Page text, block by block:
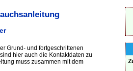
Grund- und fortgeschrittenen
hier auch die Kontaktdaten zu
muss zusammen mit dem